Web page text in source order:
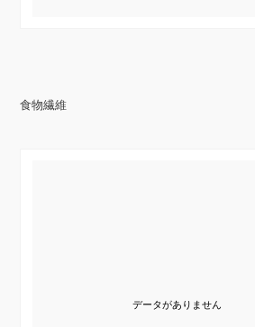
食物繊維
データがありません